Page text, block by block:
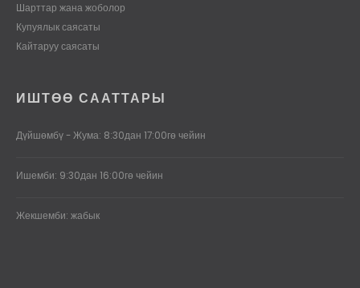
Шарттар жана жоболор
Купуялык саясаты
Кайтаруу саясаты
ИШТӨӨ СААТТАРЫ
Дүйшөмбү - Жума: 8:30дан 17:00гө чейин
Ишемби: 9:30дан 16:00гө чейин
Жекшемби: жабык